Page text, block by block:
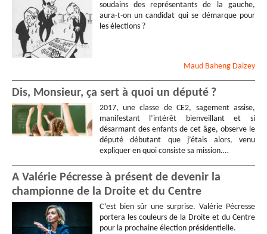
soudains des représentants de la gauche,
aura-t-on un candidat qui se démarque pour
les élections ?
Maud Baheng Daizey
Dis, Monsieur, ça sert à quoi un député ?
2017, une classe de CE2, sagement assise,
manifestant l’intérêt bienveillant et si
désarmant des enfants de cet âge, observe le
député débutant que j’étais alors, venu
expliquer en quoi consiste sa mission.…
A Valérie Pécresse à présent de devenir la
championne de la Droite et du Centre
C’est bien sûr une surprise. Valérie Pécresse
portera les couleurs de la Droite et du Centre
pour la prochaine élection présidentielle.